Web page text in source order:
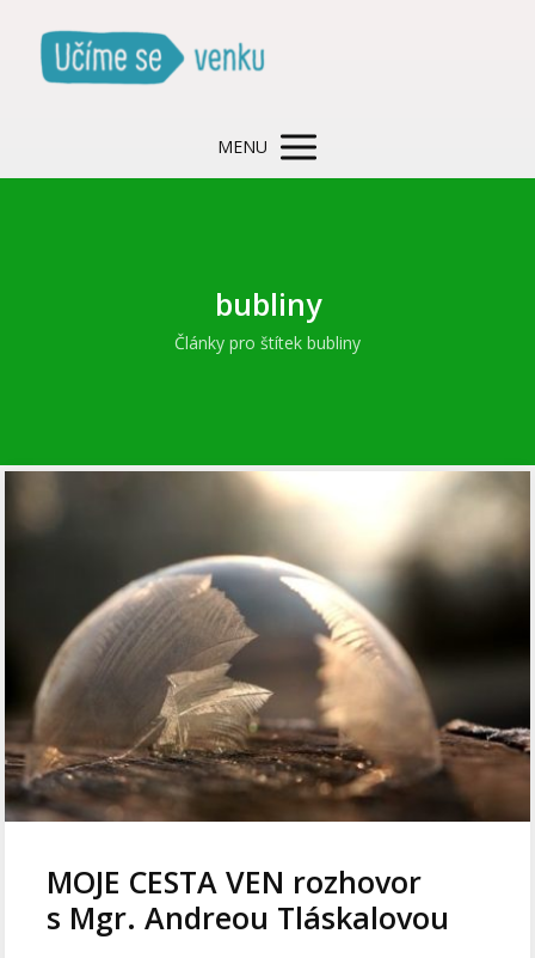
MENU
bubliny
Články pro štítek bubliny
MOJE CESTA VEN rozhovor
s Mgr. Andreou Tláskalovou